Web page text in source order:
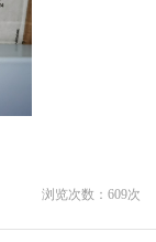
浏览次数： 609次